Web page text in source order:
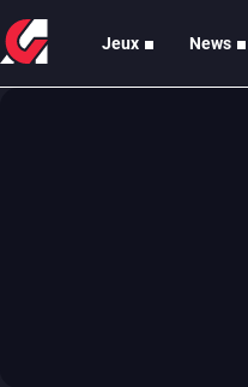
Jeux News